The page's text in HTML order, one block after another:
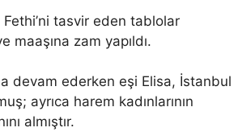
tasvir eden tablolar
maaşına zam yapıldı.
devam ederken eşi Elisa, İstanbul
ayrıca harem kadınlarının
almıştır.